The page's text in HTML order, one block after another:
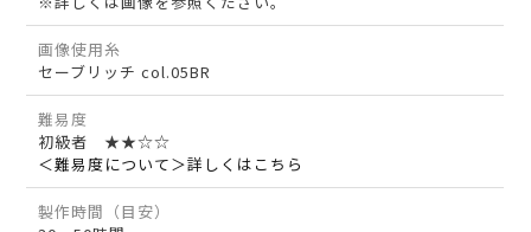
画像使用糸
セーブリッチ col.05BR
難易度
初級者 ★★☆☆
＜難易度について＞詳しくはこちら
製作時間（目安）